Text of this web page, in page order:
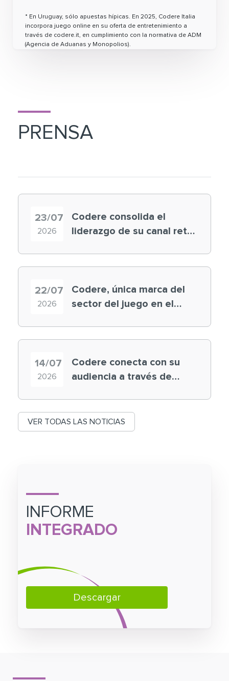
* En Uruguay, sólo apuestas hípicas. En 2025, Codere Italia
incorpora juego online en su oferta de entretenimiento a
través de codere.it, en cumplimiento con la normativa de ADM
(Agencia de Aduanas y Monopolios).
PRENSA
23/07
2026
Codere consolida el
liderazgo de su canal retail
22/07
2026
Codere, única marca del
sector del juego en el
14/07
2026
Codere conecta con su
audiencia a través de
VER TODAS LAS NOTICIAS
INFORME
INTEGRADO
Descargar